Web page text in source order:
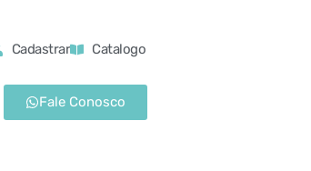
Cadastrar Catalogo
Fale Conosco